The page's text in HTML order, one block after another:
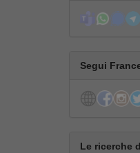
Segui
Le ricerche